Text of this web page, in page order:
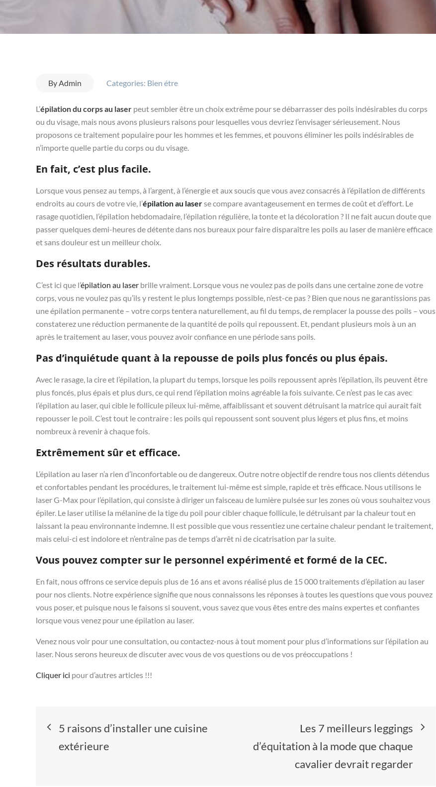
ByAdmin Categories: Bien étre
L’épilation du corps au laser peut sembler être un choix extrême pour se débarrasser des poils indésirables du corps
ou du visage, mais nous avons plusieurs raisons pour lesquelles vous devriez l’envisager sérieusement. Nous
proposons ce traitement populaire pour les hommes et les femmes, et pouvons éliminer les poils indésirables de
n’importe quelle partie du corps ou du visage.
En fait, c’est plus facile.
Lorsque vous pensez au temps, à l’argent, à l’énergie et aux soucis que vous avez consacrés à l’épilation de différents
endroits au cours de votre vie, l’épilation au laserse compare avantageusement en termes de coût et d’effort. Le
rasage quotidien, l’épilation hebdomadaire, l’épilation régulière, la tonte et la décoloration ? Il ne fait aucun doute que
passer quelques demi-heures de détente dans nos bureaux pour faire disparaître les poils au laser de manière efficace
et sans douleur est un meilleur choix.
Des résultats durables.
C’est ici que l’épilation au laser brille vraiment. Lorsque vous ne voulez pas de poils dans une certaine zone de votre
corps, vous ne voulez pas qu’ils y restent le plus longtemps possible, n’est-ce pas ? Bien que nous ne garantissions pas
une épilation permanente – votre corps tentera naturellement, au fil du temps, de remplacer la pousse des poils – vous
constaterez une réduction permanente de la quantité de poils qui repoussent. Et, pendant plusieurs mois à un an
après le traitement au laser, vous pouvez avoir confiance en une période sans poils.
Pas d’inquiétude quant à la repousse de poils plus foncés ou plus épais.
Avec le rasage, la cire et l’épilation, la plupart du temps, lorsque les poils repoussent après l’épilation, ils peuvent être
plus foncés, plus épais et plus durs, ce qui rend l’épilation moins agréable la fois suivante. Ce n’est pas le cas avec
l’épilation au laser, qui cible le follicule pileux lui-même, affaiblissant et souvent détruisant la matrice qui aurait fait
repousser le poil. C’est tout le contraire : les poils qui repoussent sont souvent plus légers et plus fins, et moins
nombreux à revenir à chaque fois.
Extrêmement sûr et efficace.
L’épilation au laser n’a rien d’inconfortable ou de dangereux. Outre notre objectif de rendre tous nos clients détendus
et confortables pendant les procédures, le traitement lui-même est simple, rapide et très efficace. Nous utilisons le
laser G-Max pour l’épilation, qui consiste à diriger un faisceau de lumière pulsée sur les zones où vous souhaitez vous
épiler. Le laser utilise la mélanine de la tige du poil pour cibler chaque follicule, le détruisant par la chaleur tout en
laissant la peau environnante indemne. Il est possible que vous ressentiez une certaine chaleur pendant le traitement,
mais celui-ci est indolore et n’entraîne pas de temps d’arrêt ni de cicatrisation par la suite.
Vous pouvez compter sur le personnel expérimenté et formé de la CEC.
En fait, nous offrons ce service depuis plus de 16 ans et avons réalisé plus de 15 000 traitements d’épilation au laser
pour nos clients. Notre expérience signifie que nous connaissons les réponses à toutes les questions que vous pouvez
vous poser, et puisque nous le faisons si souvent, vous savez que vous êtes entre des mains expertes et confiantes
lorsque vous venez pour une épilation au laser.
Venez nous voir pour une consultation, ou contactez-nous à tout moment pour plus d’informations sur l’épilation au
laser. Nous serons heureux de discuter avec vous de vos questions ou de vos préoccupations !
Cliquer ici pour d’autres articles !!!
Navigation
de
5 raisons d’installer une cuisine
extérieure
Les 7 meilleurs leggings
d’équitation à la mode que chaque
cavalier devrait regarder